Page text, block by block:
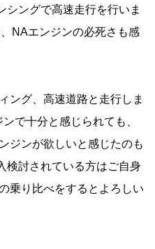
シングで高速走行を行いま
NAエンジンの必死さも感
ング、高速道路と走行しま
で十分と感じられても、
ジンが欲しいと感じたのも
検討されている方はご自身
乗り比べをするとよろしい